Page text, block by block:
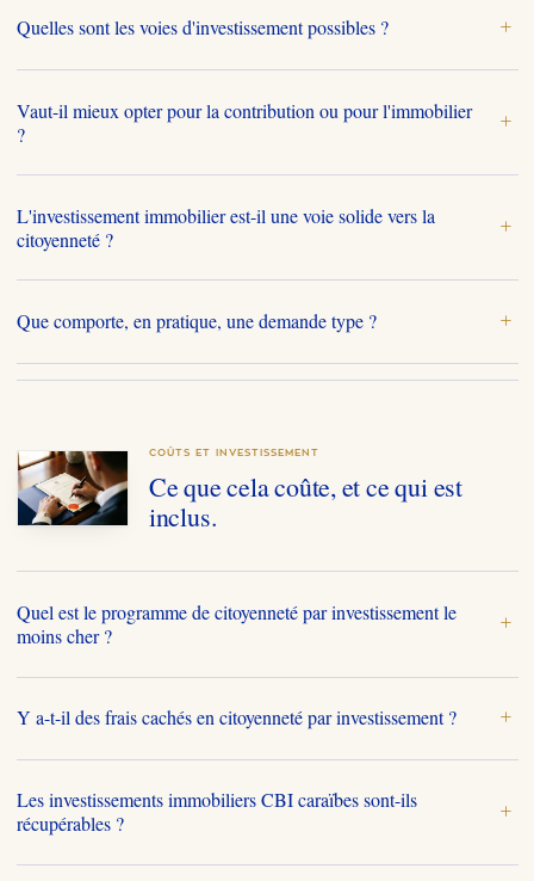
Quelles sont les voies d'investissement possibles ? +
Vaut-il mieux opter pour la contribution ou pour l'immobilier
?
+
L'investissement immobilier est-il une voie solide vers la
citoyenneté ?
+
Que comporte, en pratique, une demande type ? +
COÛTS ET INVESTISSEMENT
Ce que cela coûte, et ce qui est
inclus.
Quel est le programme de citoyenneté par investissement le
moins cher ?
+
Y a-t-il des frais cachés en citoyenneté par investissement ? +
Les investissements immobiliers CBI caraïbes sont-ils
récupérables ?
+